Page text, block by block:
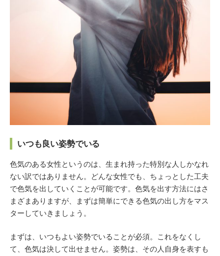
いつも良い姿勢でいる
色気のある女性というのは、生まれ持った特別な人しかなれ
ない訳ではありません。どんな女性でも、ちょっとした工夫
で色気を出していくことが可能です。色気を出す方法にはさ
まざまありますが、まずは簡単にできる色気の出し方をマス
ターしていきましょう。
まずは、いつもよい姿勢でいることが必須。これをなくし
て、色気は決して出せません。姿勢は、その人自身を表すも